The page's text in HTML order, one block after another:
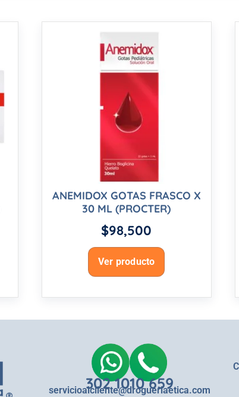
ANEMIDOX GOTAS FRASCO X
30 ML (PROCTER)
$98,500
Ver producto
302 1010 659
servicioalcliente@drogueriaetica.com